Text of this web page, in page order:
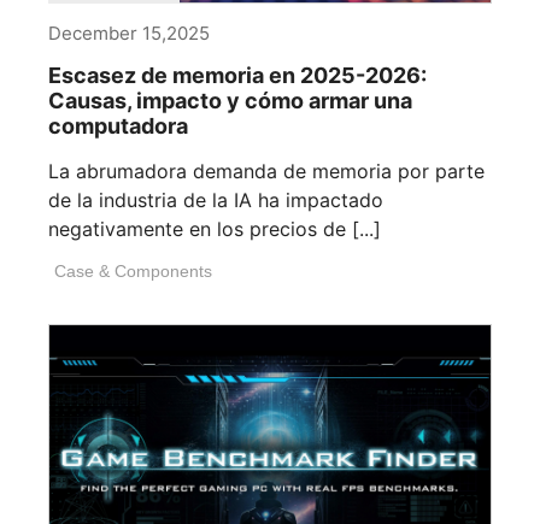
December 15,2025
Escasez de memoria en 2025-2026:
Causas, impacto y cómo armar una
computadora
La abrumadora demanda de memoria por parte
de la industria de la IA ha impactado
negativamente en los precios de [...]
Case & Components